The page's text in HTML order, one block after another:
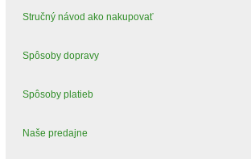
Stručný návod ako nakupovať
Spôsoby dopravy
Spôsoby platieb
Naše predajne